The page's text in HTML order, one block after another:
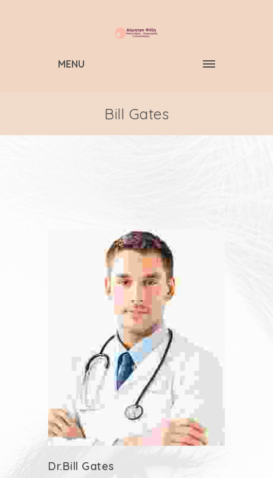
MENU
Bill Gates
Dr.Bill Gates